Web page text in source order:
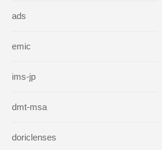
ads
emic
ims-jp
dmt-msa
doriclenses